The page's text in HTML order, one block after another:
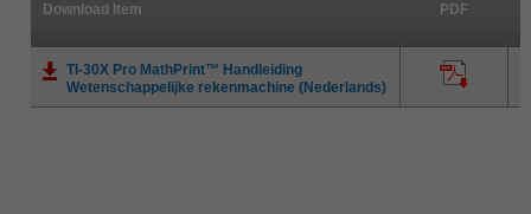
Download Item PDF
TI-30X Pro MathPrint™ Handleiding
Wetenschappelijke rekenmachine (Nederlands)